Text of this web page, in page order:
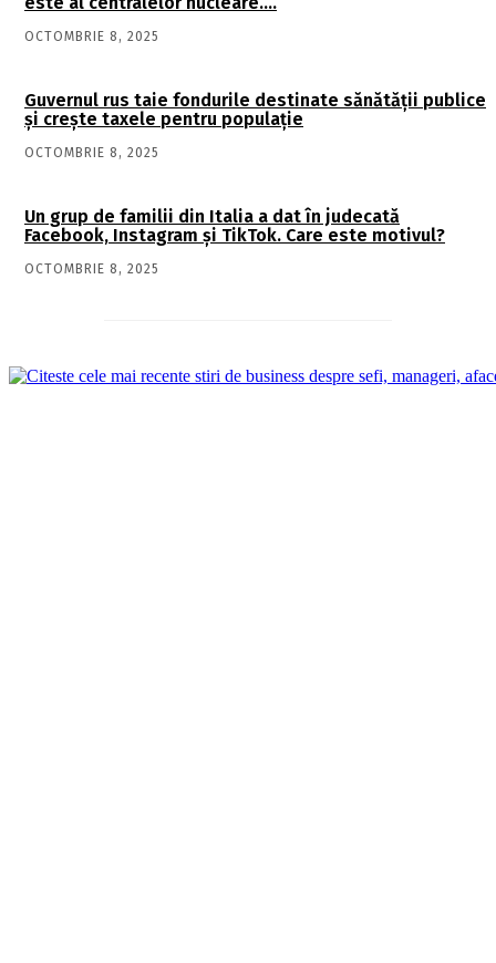
OCTOMBRIE 8, 2025
Guvernul rus taie fondurile destinate sănătății publice
și crește taxele pentru populație
OCTOMBRIE 8, 2025
Un grup de familii din Italia a dat în judecată
Facebook, Instagram și TikTok. Care este motivul?
OCTOMBRIE 8, 2025